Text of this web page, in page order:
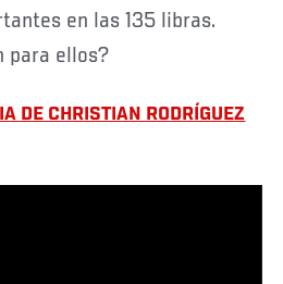
en las 135 libras.
para ellos?
DE CHRISTIAN RODRÍGUEZ